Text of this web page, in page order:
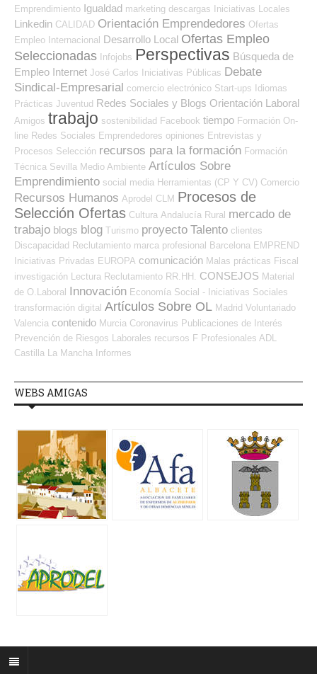
Emprendimiento Igualdad marketing descargas Iniciativas Locales
Linkedin CALIDAD Orientación Emprendedores Ofertas
Empleo Internacional Desarrollo Local Ofertas Empleo
Seleccionadas Infojobs Perspectivas Búsqueda de
Empleo Internet José Carlos Iniciativas Públicas Debate
Sindical-Empresarial comercio electrónico Start-ups
Idiomas
Prácticas Juventud Redes Sociales y Blogs Orientación Laboral
Amigos trabajo sostenibilidad Facebook tiempo Formación On-
line Redes Sociales Emprendedores opiniones Entrevistas y
Procesos Selección recursos para la formación Formación
Técnica Sevilla Medio Ambiente Artículos Sobre
Emprendimiento social media Herramientas (CP Y CV) Comercio
Recursos Humanos Aprodel CLM Procesos de
Selección Ofertas Cultura Andalucía Rural mercado de
trabajo blogs blog Turismo proyecto Talento clientes
Discapacidad Reclutamiento marca profesional Barcelona EMPREND
Iniciativas Privadas EUROPA comunicación Malas prácticas Fiscal
investigación
Lectura Reclutamiento RR.HH. CONSEJOS Material
de O.Laboral Innovación Economía Social - Iniciativas Sociales
transformación digital Artículos Sobre OL Madrid Voluntariado
Valencia contenido Murcia Coronavirus Publicaciones de Interés
Prevención de Riesgos Laborales recursos F Profesionales ADL
Castilla La Mancha
Informes
WEBS AMIGAS